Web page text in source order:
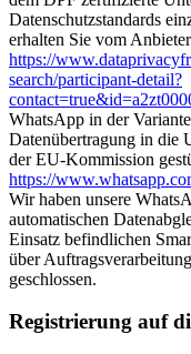
Datenschutzstandards
erhalten Sie vom
https://
search/participant-detail?
WhatsApp in der
Datenübertragung in die
der EU-Kommission
https://
Wir haben unsere
automatischen
Einsatz befindlichen
über
geschlossen.
Registrierung auf